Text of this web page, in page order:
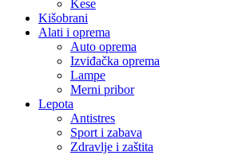
Kese
Kišobrani
Alati i oprema
Auto oprema
Izviđačka oprema
Lampe
Merni pribor
Lepota
Antistres
Sport i zabava
Zdravlje i zaštita